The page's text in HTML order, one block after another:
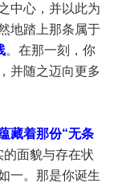
中心，并以此为
地踏上那条属于
。在那一刻，你
并随之迈向更多
藏着那份“无条
的面貌与存在状
一。那是你诞生